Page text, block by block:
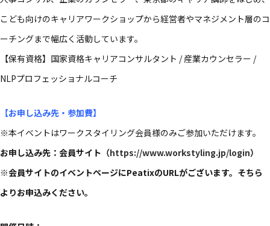
こども​向けの​キャリアワークショップから​経営者や​マネジメント層の​コ
ーチングまで​幅広く​活動しています。​
【保有資格】国家資格キャリアコンサルタント / 産業カウンセラー /
NLPプロフェッショナルコーチ
【お申し込み先・参加費】
※本イベントは​ワークスタイリング会員様のみ​ご参加いただけます。​
お申し込み先：会員サイト​（https://www.workstyling.jp/login）​
※会員サイトの​イベントページに​Peatixの​URLが​ございます。​そちら
より​お申込みください。​